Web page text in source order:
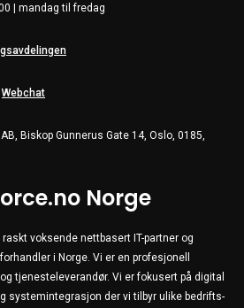
| mandag til fredag
Webchat
Biskop Gunnerus Gate 14, Oslo, 0185,
Norge
voksende nettbasert IT-partner og
i Norge. Vi er en profesjonell
tjenesteleverandør. Vi er fokusert på digital
systemintegrasjon der vi tilbyr ulike bedrifts-